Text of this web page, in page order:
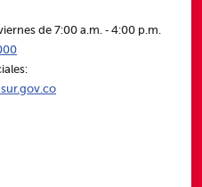
de 7:00 a.m. ‑ 4:00 p.m.